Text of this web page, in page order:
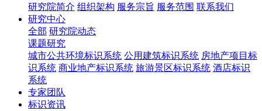
研究院简介 组织架构 服务宗旨 服务范围 联系我们
研究中心
全部 研究院动态
课题研究
城市公共环境标识系统 公用建筑标识系统 房地产项目标
识系统 商业地产标识系统 旅游景区标识系统 酒店标识
系统
专家团队
标识资讯